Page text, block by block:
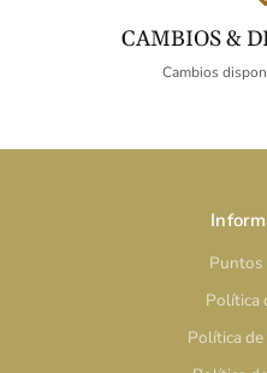
CAMBIOS &
Cambios
Puntos
Política
Política